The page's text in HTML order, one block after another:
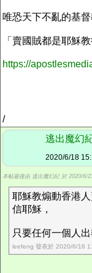
唯恐天下不亂的基督
「賣國賊都是耶穌
https://
/
逃出魔幻
2020/6/18
本帖最後由 逃出魔幻紀 於 2020/6/
耶穌教煽動香港
信耶穌，
只要任何一個人
leefeng 發表於 2020/6/18